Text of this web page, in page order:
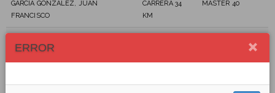
GARCÍA GONZALEZ, JUAN
FRANCISCO
CARRERA 34
KM
MASTER 40
KM
ERROR